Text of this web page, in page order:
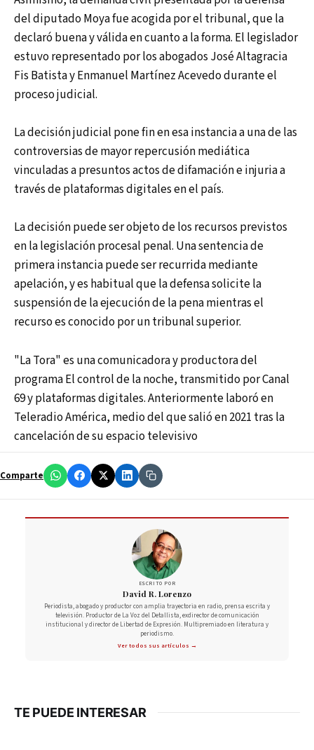
del diputado Moya fue acogida por el tribunal, que la
declaró buena y válida en cuanto a la forma. El legislador
estuvo representado por los abogados José Altagracia
Fis Batista y Enmanuel Martínez Acevedo durante el
proceso judicial.
La decisión judicial pone fin en esa instancia a una de las
controversias de mayor repercusión mediática
vinculadas a presuntos actos de difamación e injuria a
través de plataformas digitales en el país.
La decisión puede ser objeto de los recursos previstos
en la legislación procesal penal. Una sentencia de
primera instancia puede ser recurrida mediante
apelación, y es habitual que la defensa solicite la
suspensión de la ejecución de la pena mientras el
recurso es conocido por un tribunal superior.
"La Tora" es una comunicadora y productora del
programa El control de la noche, transmitido por Canal
69 y plataformas digitales. Anteriormente laboró en
Teleradio América, medio del que salió en 2021 tras la
cancelación de su espacio televisivo
Comparte
ESCRITO POR
David R. Lorenzo
Periodista, abogado y productor con amplia trayectoria en radio, prensa escrita y
televisión. Productor de La Voz del Detallista, exdirector de comunicación
institucional y director de Libertad de Expresión. Multipremiado en literatura y
periodismo.
Ver todos sus artículos →
TE PUEDE INTERESAR